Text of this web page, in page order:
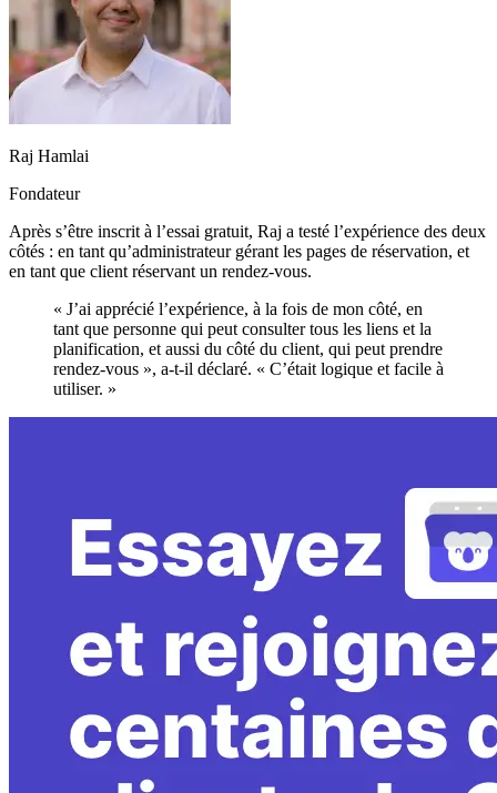
Raj Hamlai
Fondateur
Après s’être inscrit à l’essai gratuit, Raj a testé l’expérience des deux
côtés : en tant qu’administrateur gérant les pages de réservation, et
en tant que client réservant un rendez-vous.
« J’ai apprécié l’expérience, à la fois de mon côté, en
tant que personne qui peut consulter tous les liens et la
planification, et aussi du côté du client, qui peut prendre
rendez-vous », a-t-il déclaré. « C’était logique et facile à
utiliser. »